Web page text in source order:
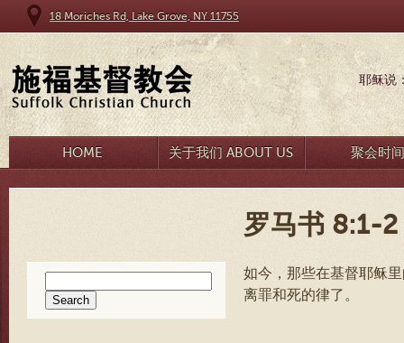
18 Moriches Rd, Lake Grove, NY 11755
耶稣说
HOME 关于我们 ABOUT US 聚会时
罗马书 8:1-2
for:
如今，那些在基督耶稣
离罪和死的律了。